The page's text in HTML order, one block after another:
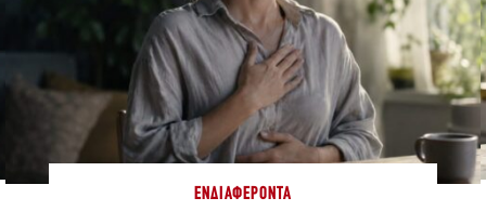
ΕΝΔΙΑΦΈΡΟΝΤΑ